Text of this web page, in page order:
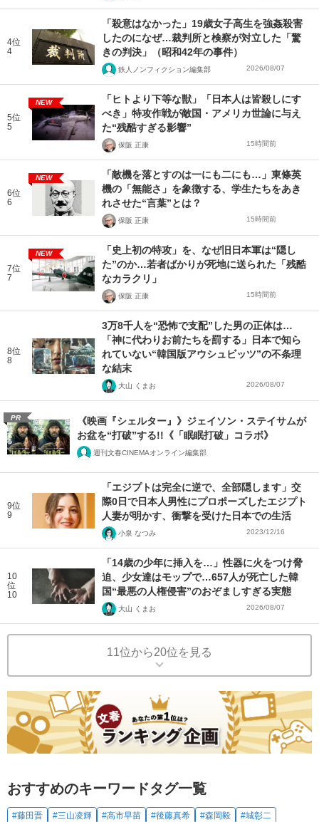
4位
4
「殺意はなかった」19歳女子高生を強姦殺害
したのになぜ…裁判所と検察が対立した「驚
きの判決」（昭和42年の事件）
鉄人ノンフィクション編集部 2026/08/07
5位
5
NEW
「ヒトより下等な獣」「日本人は皆殺しにす
べき」特攻作戦が敵国・アメリカ世論に与え
た“残酷すぎる影響”
保阪 正康 15時間前
6位
6
NEW
「敵機を落とすのは一にも二にも…」東條英
機の「無能さ」を象徴する、学生たちをあき
れさせた“言葉”とは？
保阪 正康 15時間前
7位
7
NEW
「史上初の特攻」を、なぜ旧日本軍は“隠し
た”のか…若者ばかりが死地に送られた「残酷
なカラクリ」
保阪 正康 15時間前
8位
8
3万8千人を“恐怖で支配”した男の正体は…
「神に代わりお前たちを罰する」日本で知ら
れていない“韓国版アウシュビッツ”の不条理
な結末
大山 くまお 2026/08/07
PR
《映画『シェルター』》ジェイソン・ステイサムが
お盆を“打破”する!!《「眠眠打破」コラボ》
週刊文春CINEMAオンライン編集部
9位
9
「エジプトは完全に逆で、全部隠します」交
際0日で日本人男性にプロポーズしたエジプト
人妻が明かす、衝撃を受けた日本での生活
小泉 なつみ 2023/12/16
10
位
10
「14歳の少年に挿入を…」性器に火をつけ脅
迫、少女達はモップで…657人が死亡した韓
国“最悪の人権侵害”のおぞましすぎる実態
大山 くまお 2026/08/07
11位から20位を見る
おすすめのキーワードタグ一覧
#藤田晋 #三山凌輝 #高市早苗 #後藤真希 #森岡毅 #城彰二